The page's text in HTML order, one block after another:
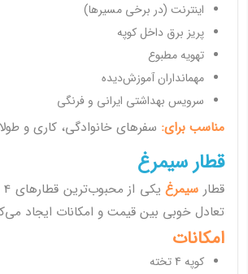
اینترنت (در برخی مسیرها)
پریز برق داخل کوپه
تهویه مطبوع
مهمانداران آموزش‌دیده
سرویس بهداشتی ایرانی و فرنگی
مناسب برای: سفرهای خانوادگی، کاری و
قطار سیمرغ
قطار سیمرغ
تعادل خوبی بین قیمت و امکانات ایجاد
امکانات
کوپه 4 تخته